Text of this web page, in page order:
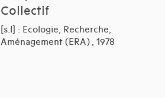
Collectif
[s.l] : Ecologie, Recherche,
Aménagement (ERA) , 1978